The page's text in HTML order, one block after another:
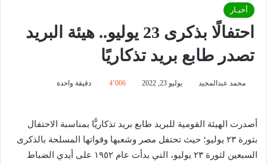
أخبـار
احتفالًا بذكرى 23 يوليو.. هيئة البريد
تصدر طابع بريد تذكاريًا
محمد عبدالمجيد يوليو 23, 2022 4٬006 دقيقة واحدة
أصدرت الهيئة القومية للبريد طابع بريد تذكاريًّا بمناسبة الاحتفال
بثورة ٢٣ يوليو؛ حيث تحتفل مصر وشعبها وقواتها المسلحة بالذكرى
السبعين لثورة ٢٣ يوليو، التي بدأت عام ١٩٥٢ على أيدي الضباط